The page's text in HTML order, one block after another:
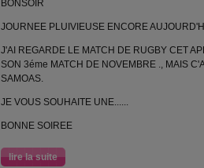
BONSOIR
JOURNEE PLUIVIEUSE ENCORE
J'AI REGARDE LE MATCH DE RUGBY CET
SON 3éme MATCH DE NOVEMBRE ., MAIS
SAMOAS.
JE VOUS SOUHAITE UNE......
BONNE SOIREE
lire la suite